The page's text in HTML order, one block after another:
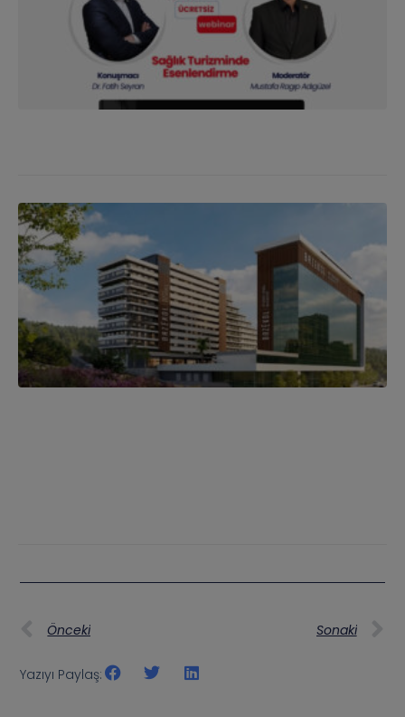
Önceki Sonaki
Yazıyı Paylaş: